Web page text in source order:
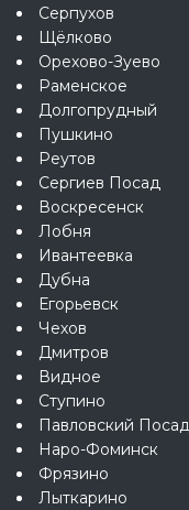
Серпухов
Щёлково
Орехово-Зуево
Раменское
Долгопрудный
Пушкино
Реутов
Сергиев Посад
Воскресенск
Лобня
Ивантеевка
Дубна
Егорьевск
Чехов
Дмитров
Видное
Ступино
Павловский Посад
Наро-Фоминск
Фрязино
Лыткарино